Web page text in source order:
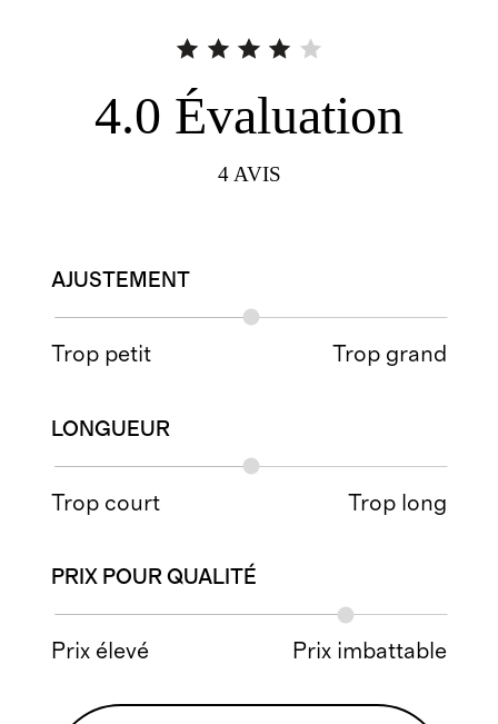
4.0 Évaluation
4 AVIS
AJUSTEMENT
Trop petit Trop grand
LONGUEUR
Trop court Trop long
PRIX POUR QUALITÉ
Prix élevé Prix imbattable